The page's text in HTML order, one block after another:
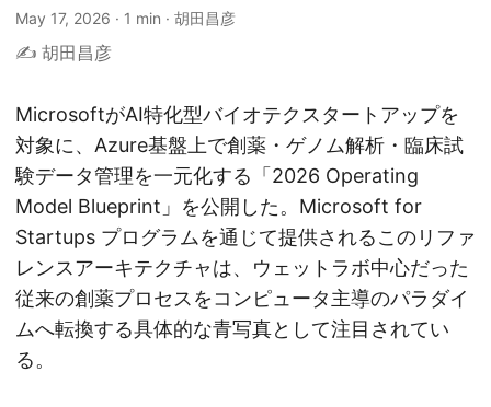
May 17, 2026 · 1 min · 胡田昌彦
✍️ 胡田昌彦
MicrosoftがAI特化型バイオテクスタートアップを
対象に、Azure基盤上で創薬・ゲノム解析・臨床試
験データ管理を一元化する「2026 Operating
Model Blueprint」を公開した。Microsoft for
Startups プログラムを通じて提供されるこのリファ
レンスアーキテクチャは、ウェットラボ中心だった
従来の創薬プロセスをコンピュータ主導のパラダイ
ムへ転換する具体的な青写真として注目されてい
る。